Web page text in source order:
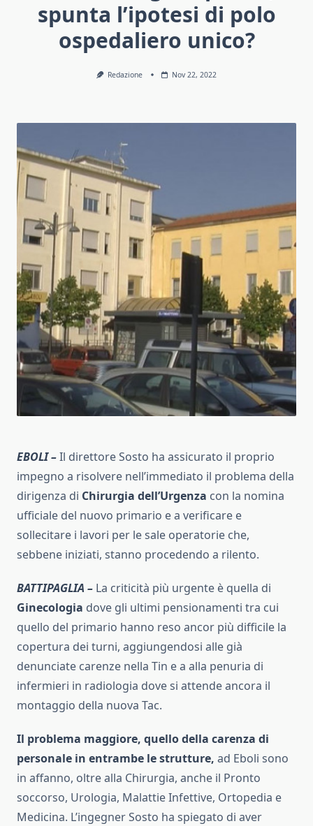
spunta l’ipotesi di polo
ospedaliero unico?
Redazione Nov 22, 2022
EBOLI –Il direttore Sosto ha assicurato il proprio
impegno a risolvere nell’immediato il problema della
dirigenza di Chirurgia dell’Urgenza con la nomina
ufficiale del nuovo primario e a verificare e
sollecitare i lavori per le sale operatorie che,
sebbene iniziati, stanno procedendo a rilento.
BATTIPAGLIA – La criticità più urgente è quella di
Ginecologia dove gli ultimi pensionamenti tra cui
quello del primario hanno reso ancor più difficile la
copertura dei turni, aggiungendosi alle già
denunciate carenze nella Tin e a alla penuria di
infermieri in radiologia dove si attende ancora il
montaggio della nuova Tac.
Il problema maggiore, quello della carenza di
personale in entrambe le strutture, ad Eboli sono
in affanno, oltre alla Chirurgia, anche il Pronto
soccorso, Urologia, Malattie Infettive, Ortopedia e
Medicina. L’ingegner Sosto ha spiegato di aver